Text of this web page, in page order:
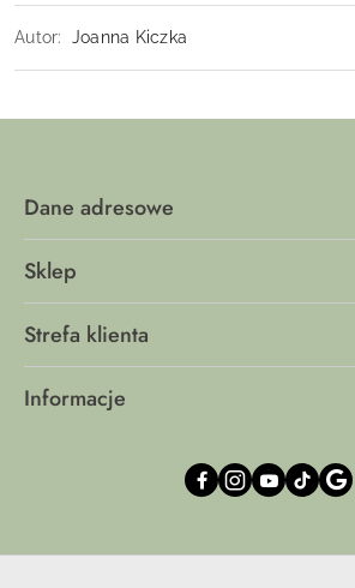
Autor: Joanna Kiczka
Dane adresowe
Sklep
Strefa klienta
Informacje